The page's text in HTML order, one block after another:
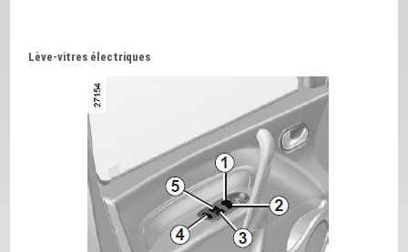
Lève-vitres électriques